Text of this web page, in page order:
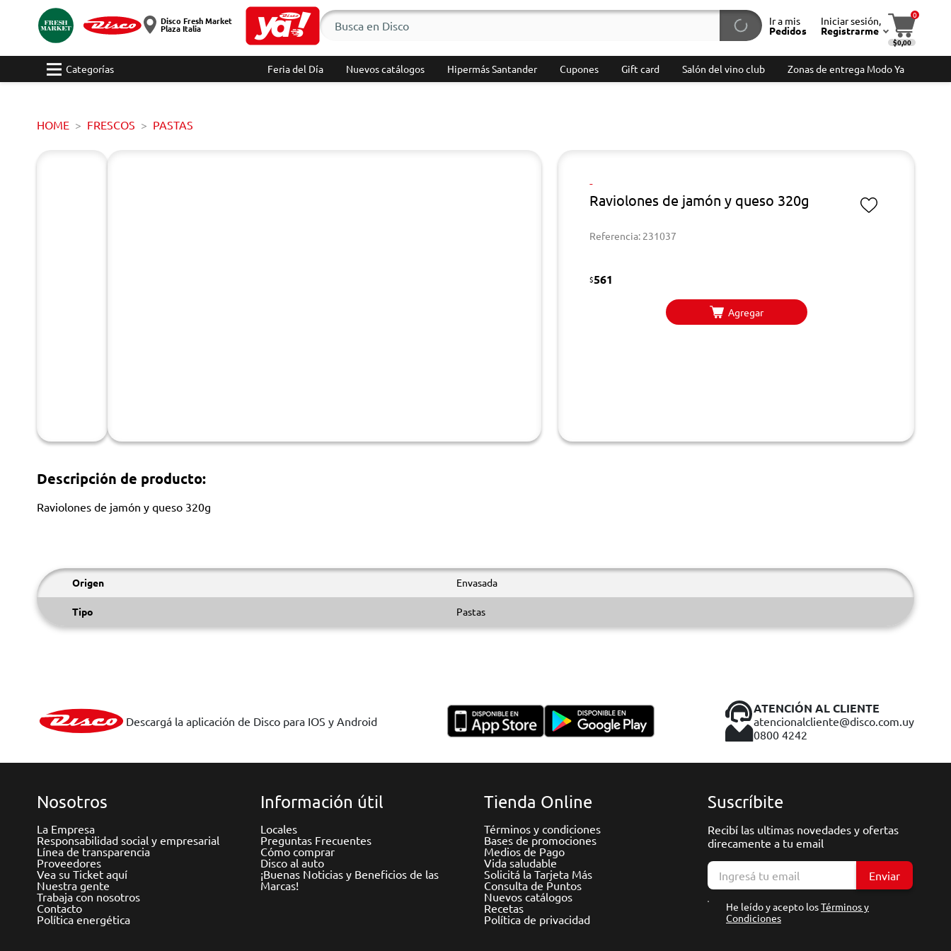
Disco Fresh Market
Plaza Italia
Ir a mis
Pedidos
Iniciar sesión,
Registrarme
0
$0,00
Categorías Feria del Día Nuevos catálogos Hipermás Santander Cupones Gift card Salón del vino club Zonas de entrega Modo Ya
HOME FRESCOS PASTAS
-
Raviolones de jamón y queso 320g
Referencia: 231037
$561
Agregar
Descripción de producto:
Raviolones de jamón y queso 320g
Origen Envasada
Tipo Pastas
Descargá la aplicación de Disco para IOS y Android
ATENCIÓN AL CLIENTE
atencionalcliente@disco.com.uy
0800 4242
Nosotros
La Empresa
Responsabilidad social y empresarial
Línea de transparencia
Proveedores
Vea su Ticket aquí
Nuestra gente
Trabaja con nosotros
Contacto
Política energética
Información útil
Locales
Preguntas Frecuentes
Cómo comprar
Disco al auto
¡Buenas Noticias y Beneficios de las
Marcas!
Tienda Online
Términos y condiciones
Bases de promociones
Medios de Pago
Vida saludable
Solicitá la Tarjeta Más
Consulta de Puntos
Nuevos catálogos
Recetas
Política de privacidad
Suscríbite
Recibí las ultimas novedades y ofertas
direcamente a tu email
Enviar
He leído y acepto losTérminos y
Condiciones